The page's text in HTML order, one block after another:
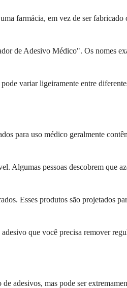
farmácia, em vez de ser fabricado
de Adesivo Médico". Os nomes
variar ligeiramente entre
para uso médico geralmente
Algumas pessoas descobrem que
Esses produtos são projetados
que você precisa remover
adesivos, mas pode ser